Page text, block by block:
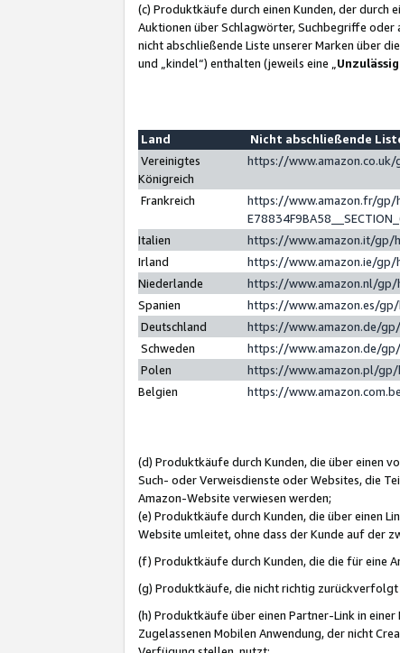
(c) Produktkäufe durch einen Kunden, der durch
Auktionen über Schlagwörter, Suchbegriffe
nicht abschließende Liste unserer Marken über
und „kindel“) enthalten (jeweils eine „
Land
Nicht abschließende
Vereinigtes
Königreich
https://
Frankreich
https://www.amazon.fr/gp/
Italien
https://www.amazon.it/gp/
Irland
https://www.amazon.ie/gp/
Niederlande
https://www.amazon.nl/
Spanien
https://www.amazon.es/
Deutschland
https://www.amazon.de/
Schweden
https://www.amazon.de/
Polen
https://www.amazon.pl/
Belgien
https://
(d) Produktkäufe durch Kunden, die über einen
Such- oder Verweisdienste oder Websites, die
Amazon-Website verwiesen werden;
(e) Produktkäufe durch Kunden, die über einen
Website umleitet, ohne dass der Kunde auf der
(f) Produktkäufe durch Kunden, die die für eine
(g) Produktkäufe, die nicht richtig
(h) Produktkäufe über einen Partner-Link in
Zugelassenen Mobilen Anwendung, der nicht